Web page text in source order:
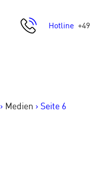
Hotline
> Medien > Seite 6